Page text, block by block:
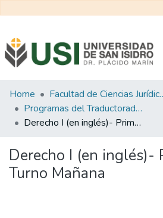
Communities
&
Collections
Statistics
Home
Facultad de
Programas del Traductorado Público en Inglés
Derecho I (en inglés)- Primer Año- Turno Mañana
Derecho I (en inglés)-
Turno Mañana